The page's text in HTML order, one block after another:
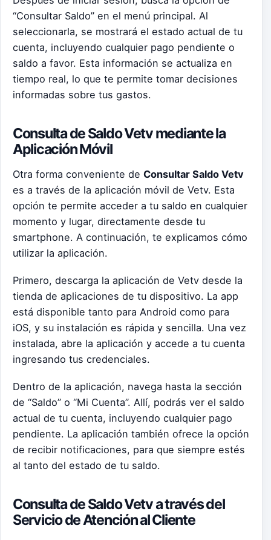
“Consultar Saldo” en el menú principal. Al
seleccionarla, se mostrará el estado actual de tu
cuenta, incluyendo cualquier pago pendiente o
saldo a favor. Esta información se actualiza en
tiempo real, lo que te permite tomar decisiones
informadas sobre tus gastos.
Consulta de Saldo Vetv mediante la
Aplicación Móvil
Otra forma conveniente de Consultar Saldo Vetv
es a través de la aplicación móvil de Vetv. Esta
opción te permite acceder a tu saldo en cualquier
momento y lugar, directamente desde tu
smartphone. A continuación, te explicamos cómo
utilizar la aplicación.
Primero, descarga la aplicación de Vetv desde la
tienda de aplicaciones de tu dispositivo. La app
está disponible tanto para Android como para
iOS, y su instalación es rápida y sencilla. Una vez
instalada, abre la aplicación y accede a tu cuenta
ingresando tus credenciales.
Dentro de la aplicación, navega hasta la sección
de “Saldo” o “Mi Cuenta”. Allí, podrás ver el saldo
actual de tu cuenta, incluyendo cualquier pago
pendiente. La aplicación también ofrece la opción
de recibir notificaciones, para que siempre estés
al tanto del estado de tu saldo.
Consulta de Saldo Vetv a través del
Servicio de Atención al Cliente